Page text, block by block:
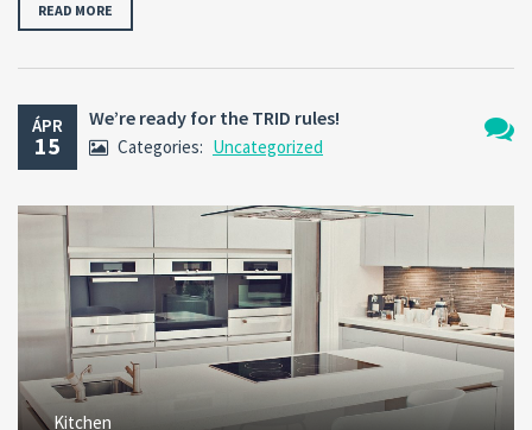
READ MORE
ÁPR
15
We’re ready for the TRID rules!
Categories: Uncategorized
Kitchen